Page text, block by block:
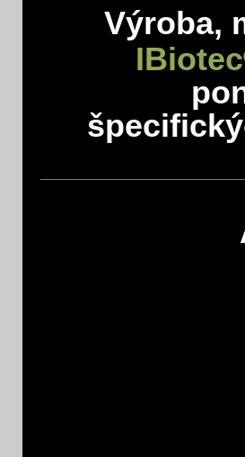
Výroba,
IBiotec